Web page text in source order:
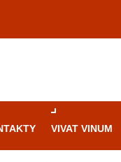
VIVAT VINUM